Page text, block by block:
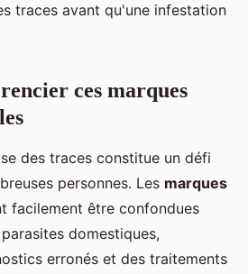
traces avant qu'une infestation
ces marques
des traces constitue un défi
personnes. Les marques
facilement être confondues
domestiques,
erronés et des traitements